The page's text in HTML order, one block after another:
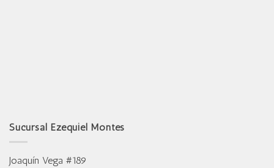
Sucursal Ezequiel Montes
Joaquín Vega #189